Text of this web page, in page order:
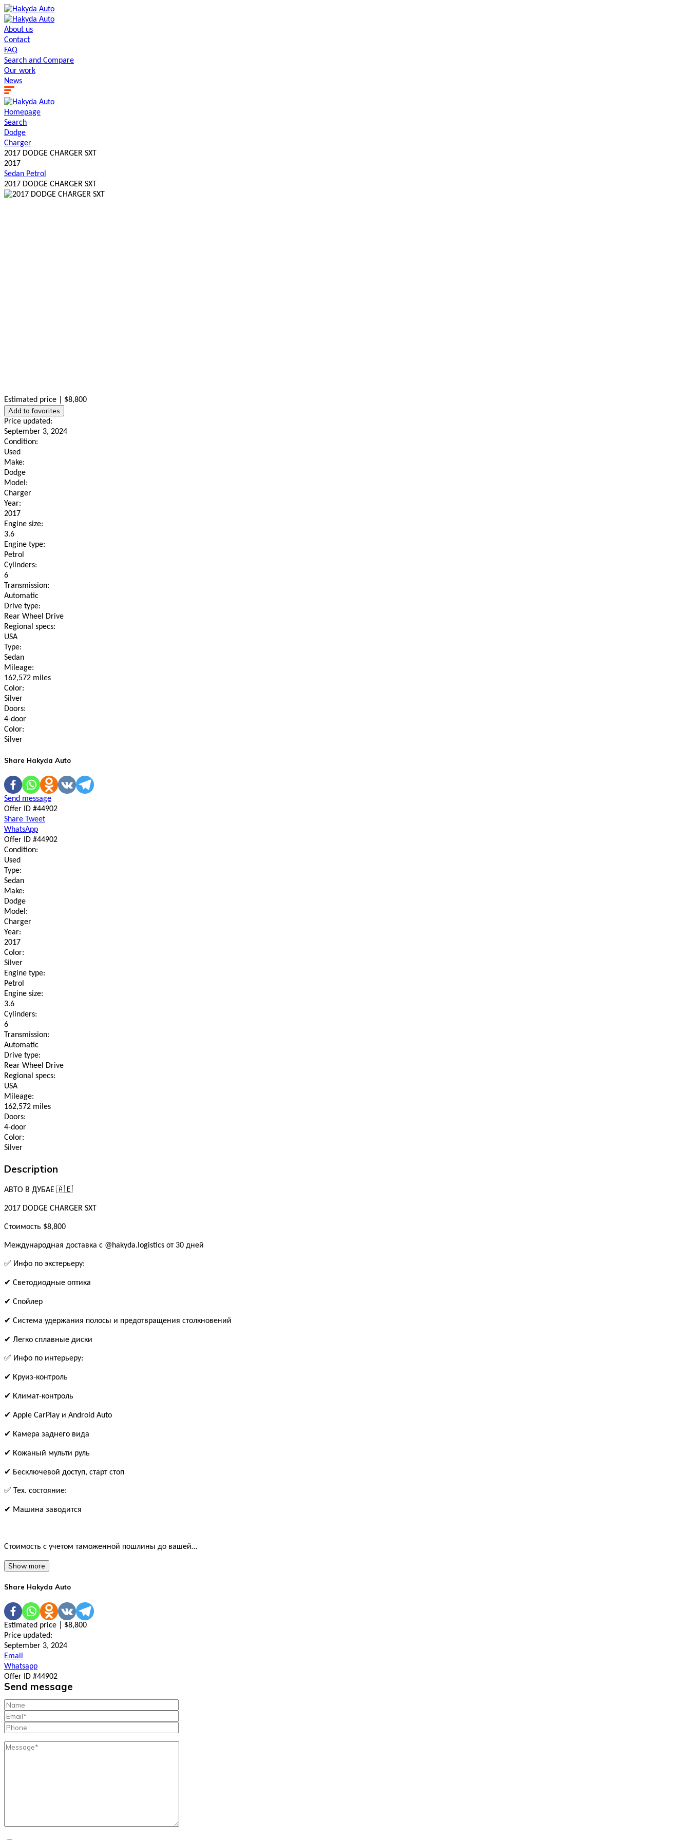
About us
Contact
FAQ
Search and Сompare
Our work
News
Homepage
Search
Dodge
Charger
2017 DODGE CHARGER SXT
2017
Sedan Petrol
2017 DODGE CHARGER SXT
Estimated price | $8,800
Add to favorites
Price updated:
September 3, 2024
Condition:
Used
Make:
Dodge
Model:
Charger
Year:
2017
Engine size:
3.6
Engine type:
Petrol
Cylinders:
6
Transmission:
Automatic
Drive type:
Rear Wheel Drive
Regional specs:
USA
Type:
Sedan
Mileage:
162,572 miles
Color:
Silver
Doors:
4-door
Color:
Silver
Share Hakyda Auto
Send message
Offer ID #44902
Share Tweet
WhatsApp
Offer ID #44902
Condition:
Used
Type:
Sedan
Make:
Dodge
Model:
Charger
Year:
2017
Color:
Silver
Engine type:
Petrol
Engine size:
3.6
Cylinders:
6
Transmission:
Automatic
Drive type:
Rear Wheel Drive
Regional specs:
USA
Mileage:
162,572 miles
Doors:
4-door
Color:
Silver
Description
АВТО В ДУБАЕ 🇦🇪
2017 DODGE CHARGER SXT
Стоимость $8,800
Международная доставка с @hakyda.logistics от 30 дней
✅ Инфо по экстерьеру:
✔ Светодиодные оптика
✔ Спойлер
✔ Система удержания полосы и предотвращения столкновений
✔ Легко сплавные диски
✅ Инфо по интерьеру:
✔ Круиз-контроль
✔ Климат-контроль
✔ Apple CarPlay и Android Auto
✔ Камера заднего вида
✔ Кожаный мульти руль
✔ Бесключевой доступ, старт стоп
✅ Тех. состояние:
✔ Машина заводится
Стоимость с учетом таможенной пошлины до вашей…
Show more
Share Hakyda Auto
Estimated price | $8,800
Price updated:
September 3, 2024
Email
Whatsapp
Offer ID #44902
Send message